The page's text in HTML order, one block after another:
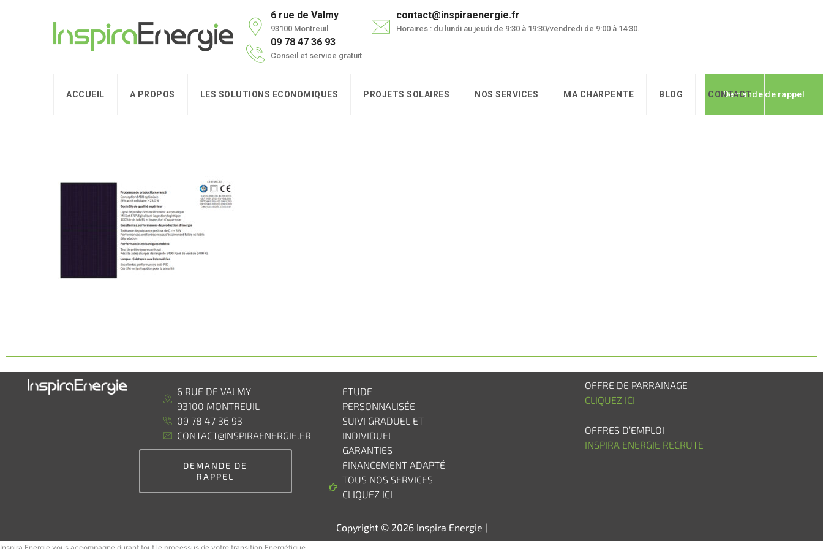
6 rue de Valmy
93100 Montreuil
contact@inspiraenergie.fr
Horaires : du lundi au jeudi de 9:30 à 19:30/vendredi de 9:00 à 14:30.
09 78 47 36 93
Conseil et service gratuit
ACCUEIL A PROPOS LES SOLUTIONS ECONOMIQUES PROJETS SOLAIRES NOS SERVICES MA CHARPENTE BLOG CONTACT
Demande de rappel
6 RUE DE VALMY
93100 MONTREUIL
09 78 47 36 93
CONTACT@INSPIRAENERGIE.FR
DEMANDE DE
RAPPEL
ETUDE
PERSONNALISÉE
SUIVI GRADUEL ET
INDIVIDUEL
GARANTIES
FINANCEMENT ADAPTÉ
TOUS NOS SERVICES
CLIQUEZ ICI
OFFRE DE PARRAINAGE
CLIQUEZ ICI
OFFRES D’EMPLOI
INSPIRA ENERGIE RECRUTE
Copyright © 2026 Inspira Energie |